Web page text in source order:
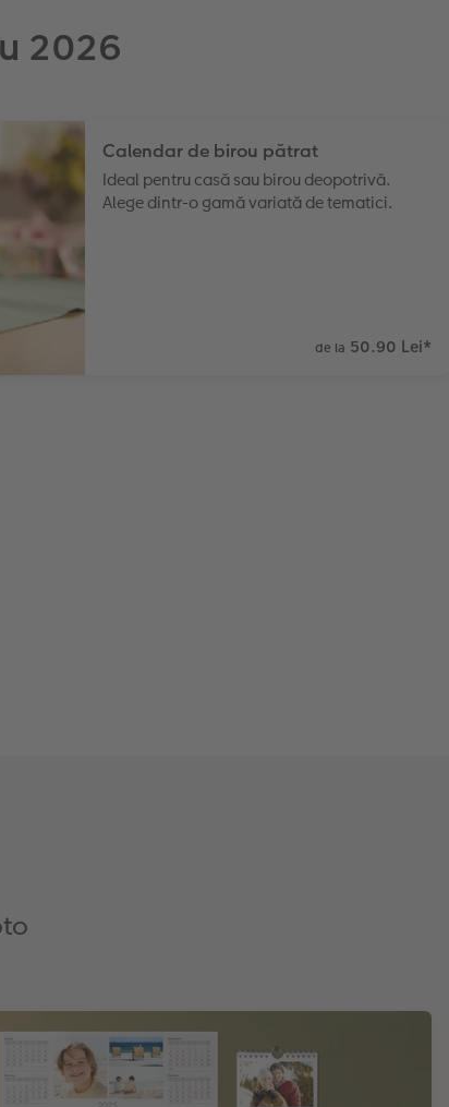
2026
Calendar de birou pătrat
Ideal pentru casă sau birou deopotrivă.
Alege dintr-o gamă variată de tematici.
de la 50.90 Lei*